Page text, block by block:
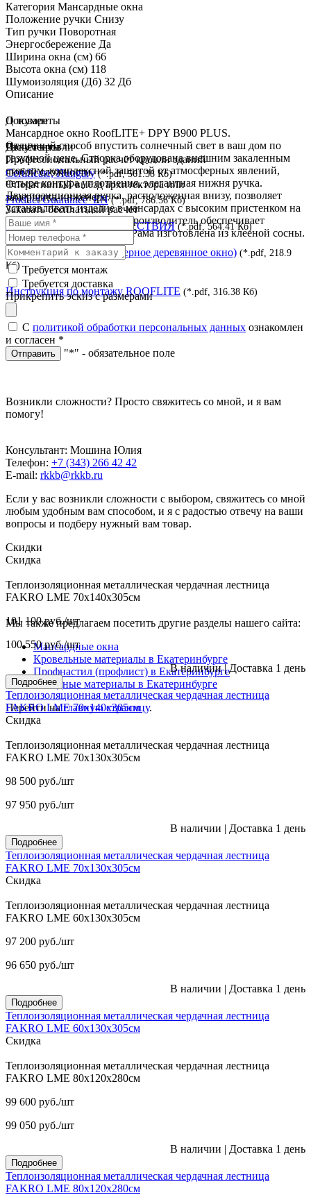
Категория Мансардные окна
Положение ручки Снизу
Тип ручки Поворотная
Энергосбережение Да
Ширина окна (см) 66
Высота окна (см) 118
Шумоизоляция (Дб) 32 Дб
Описание
О товаре
Мансардное окно RoofLITE+ DPY B900 PLUS.
Отличный способ впустить солнечный свет в ваш дом по
разумной цене. Створка оборудована внешним закаленным
стеклом, комплексной защитой от атмосферных явлений,
четыре контура уплотнения, элегантная нижня ручка.
Двухпозиционная ручка, расположенная внизу, позволяет
устанавливать изделие в мансардах с высоким пристенком на
высоте от 130 до 160 см. Производитель обеспечивает
гарантию качества 10 лет. Рама изготовлена из клееной сосны.
Мы также предлагаем посетить другие разделы нашего сайта:
Мансардные окна
Кровельные материалы в Екатеринбурге
Профнастил (профлист) в Екатеринбурге
Фасадные материалы в Екатеринбурге
Перейти наглавную страницу.
Документы
Документы
Certificate, Hungary (*.pdf, 561.38 Кб)
Product Guarantee_EN (*.pdf, 786.56 Кб)
СЕРТИФИКАТ СООТВЕТСТВИЯ (*.pdf, 564.41 Кб)
Тех DPY B900 (Однокамерное деревянное окно) (*.pdf, 218.9
Кб)
Инструкция по монтажу ROOFLITE (*.pdf, 316.38 Кб)
Расчёт кровли
Профессиональный расчёт кровли зданий
любой сложности.
Оперативный выезд архитектора или
замерщика-инженера.
Заказать бесплатный расчет
Требуется монтаж
Требуется доставка
Прикрепить эскиз с размерами
С политикой обработки персональных данных ознакомлен
и согласен *
Отправить "*" - обязательное поле
Возникли сложности? Просто свяжитесь со мной, и я вам
помогу!
Консультант: Мошина Юлия
Телефон: +7 (343) 266 42 42
E-mail: rkkb@rkkb.ru
Если у вас возникли сложности с выбором, свяжитесь со мной
любым удобным вам способом, и я с радостью отвечу на ваши
вопросы и подберу нужный вам товар.
Скидки
Скидка
Теплоизоляционная металлическая чердачная лестница
FAKRO LME 70х140х305см
101 100руб./шт
100 550руб./шт
В наличии|Доставка 1 день
Подробнее
Теплоизоляционная металлическая чердачная лестница
FAKRO LME 70х140х305см
Скидка
Теплоизоляционная металлическая чердачная лестница
FAKRO LME 70х130х305см
98 500 руб./шт
97 950 руб./шт
В наличии | Доставка 1 день
Подробнее
Теплоизоляционная металлическая чердачная лестница
FAKRO LME 70х130х305см
Скидка
Теплоизоляционная металлическая чердачная лестница
FAKRO LME 60х130х305см
97 200 руб./шт
96 650 руб./шт
В наличии | Доставка 1 день
Подробнее
Теплоизоляционная металлическая чердачная лестница
FAKRO LME 60х130х305см
Скидка
Теплоизоляционная металлическая чердачная лестница
FAKRO LME 80х120х280см
99 600 руб./шт
99 050 руб./шт
В наличии | Доставка 1 день
Подробнее
Теплоизоляционная металлическая чердачная лестница
FAKRO LME 80х120х280см